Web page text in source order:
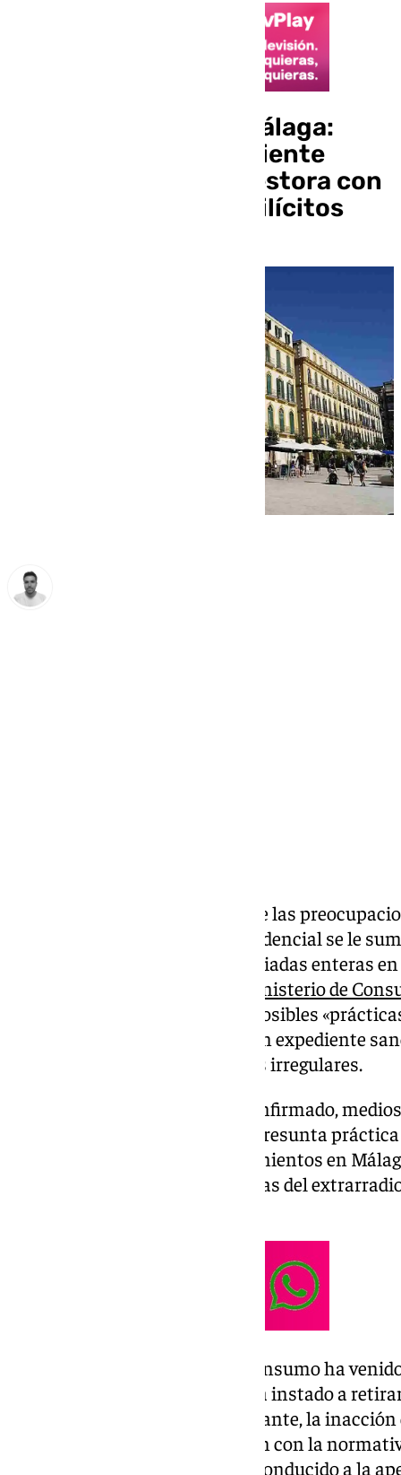
Pisos turísticos en Málaga:
Consumo abre expediente
sancionador a una gestora con
«miles» de anuncios ilícitos
En Málaga, la vivienda es una de las
oferta de vivienda pública y residencial se le
turísticos, que han vaciado barriadas enteras
Ministerio de
de estas por posibles
ha trascendido la apertura de un expediente
ofrecer miles de pisos turísticos irregulares.
Aunque el Gobierno no lo ha confirmado,
plataforma implicada en esta presunta
cuenta con más de 1.000 alojamientos en
barrios como la Malagueta, zonas del
Según se señala, desde junio Consumo ha
otros portales, a la vez que se ha instado a
con la mayor celeridad. No obstante, la
sin apartarlos y que no cumplen con la
contener publicidad ilícita, ha conducido a la